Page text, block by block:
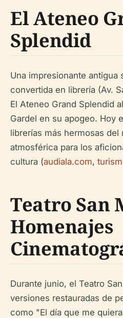
El Ateneo
Splendid
Una impresionante antigua
convertida en librería (Av.
El Ateneo Grand Splendid
Gardel en su apogeo. Hoy
librerías más hermosas del
atmosférica para los
cultura (audiala.com,
Teatro San
Homenajes
Durante junio, el Teatro
versiones restauradas de
como "El día que me